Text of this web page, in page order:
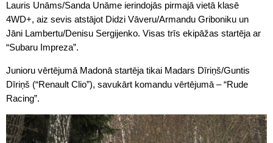
Lauris Unāms/Sanda Unāme ierindojās pirmajā vietā klasē
4WD+, aiz sevis atstājot Didzi Vāveru/Armandu Griboniku un
Jāni Lambertu/Denisu Sergijenko. Visas trīs ekipāžas startēja ar
“Subaru Impreza”.
Junioru vērtējumā Madonā startēja tikai Madars Dīriņš/Guntis
Dīriņš (“Renault Clio”), savukārt komandu vērtējumā – “Rude
Racing”.